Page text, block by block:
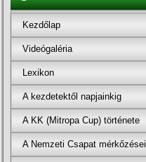
Kezdőlap
Videógaléria
Lexikon
A kezdetektől napjainkig
A KK (Mitropa Cup) története
A Nemzeti Csapat mérkőzései